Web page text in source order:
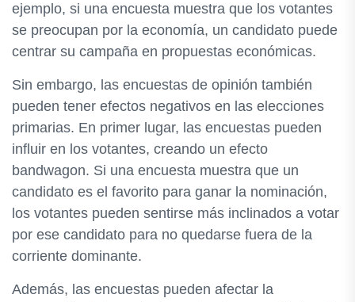
ejemplo, si una encuesta muestra que los votantes
se preocupan por la economía, un candidato puede
centrar su campaña en propuestas económicas.
Sin embargo, las encuestas de opinión también
pueden tener efectos negativos en las elecciones
primarias. En primer lugar, las encuestas pueden
influir en los votantes, creando un efecto
bandwagon. Si una encuesta muestra que un
candidato es el favorito para ganar la nominación,
los votantes pueden sentirse más inclinados a votar
por ese candidato para no quedarse fuera de la
corriente dominante.
Además, las encuestas pueden afectar la